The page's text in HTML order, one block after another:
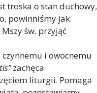
troska o stan duchowy,
powinniśmy jak
św. przyjąć
i owocnemu
zachęca
liturgii. Pomaga